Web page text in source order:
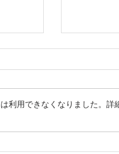
利用できなくなりました。